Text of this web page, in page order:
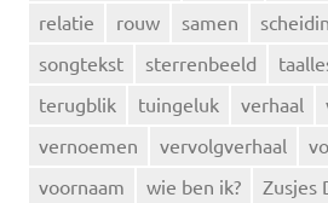
relatie rouw samen
songtekst
sterrenbeeld
terugblik
tuingeluk verhaal
vernoemen
vervolgverhaal
voornaam
wie ben ik? Zusjes